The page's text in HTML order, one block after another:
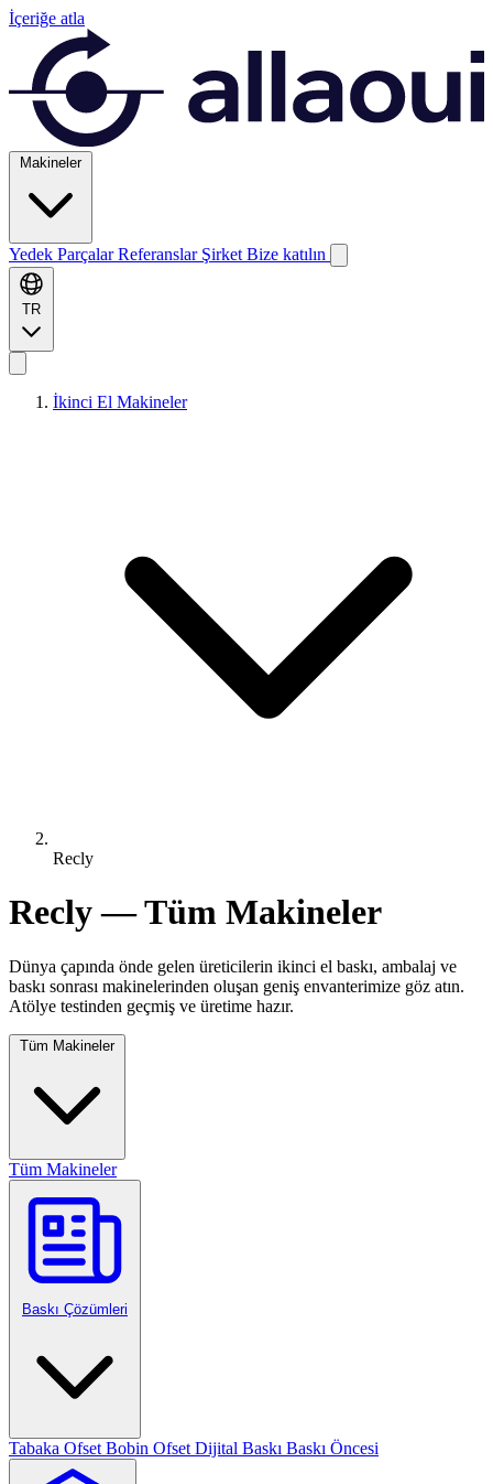
İçeriğe atla
Makineler
Yedek ParçalarReferanslar Şirket Bize katılın
TR
İkinci El Makineler
Recly
Recly — Tüm Makineler
Dünya çapında önde gelen üreticilerin ikinci el baskı, ambalaj ve
baskı sonrası makinelerinden oluşan geniş envanterimize göz atın.
Atölye testinden geçmiş ve üretime hazır.
Tüm Makineler
Tüm Makineler
Baskı Çözümleri
Tabaka Ofset Bobin Ofset Dijital Baskı Baskı Öncesi